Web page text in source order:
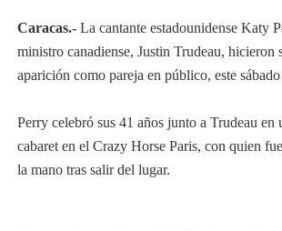
Caracas.- La cantante estadounidense Katy
ministro canadiense, Justin Trudeau, hicieron
aparición como pareja en público, este
Perry celebró sus 41 años junto a Trudeau en
cabaret en el Crazy Horse Paris, con quien
la mano tras salir del lugar.